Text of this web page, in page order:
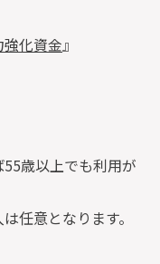
化資金』
歳以上でも利用が
任意となります。